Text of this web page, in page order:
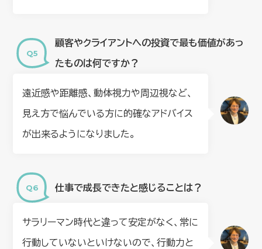
顧客やクライアントへの投資で最も価値があっ
たものは何ですか？
遠近感や距離感、動体視力や周辺視など、
見え方で悩んでいる方に的確なアドバイス
が出来るようになりました。
仕事で成長できたと感じることは？
サラリーマン時代と違って安定がなく、常に
行動していないといけないので、行動力と